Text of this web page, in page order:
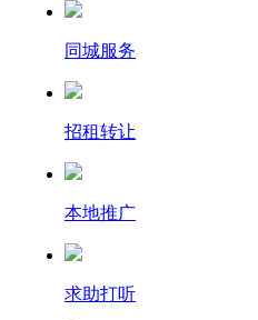
同城服务
招租转让
本地推广
求助打听